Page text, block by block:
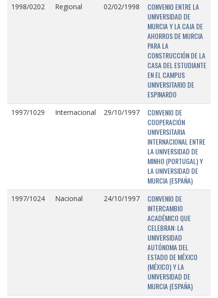
1998/0202 Regional 02/02/1998
CONVENIO ENTRE LA
UNIVERSIDAD DE
MURCIA Y LA CAJA DE
AHORROS DE MURCIA
PARA LA
CONSTRUCCIÓN DE LA
CASA DEL ESTUDIANTE
EN EL CAMPUS
UNIVERSITARIO DE
ESPINARDO
1997/1029 Internacional 29/10/1997
CONVENIO DE
COOPERACIÓN
UNIVERSITARIA
INTERNACIONAL ENTRE
LA UNIVERSIDAD DE
MINHO (PORTUGAL) Y
LA UNIVERSIDAD DE
MURCIA (ESPAÑA)
1997/1024 Nacional 24/10/1997
CONVENIO DE
INTERCAMBIO
ACADÉMICO QUE
CELEBRAN: LA
UNIVERSIDAD
AUTÓNOMA DEL
ESTADO DE MÉXICO
(MÉXICO) Y LA
UNIVERSIDAD DE
MURCIA (ESPAÑA)